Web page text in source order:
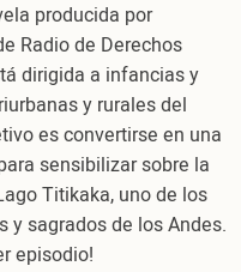
producida por
Radio de Derechos
dirigida a infancias y
y rurales del
es convertirse en una
sensibilizar sobre la
Titikaka, uno de los
y sagrados de los Andes.
episodio!